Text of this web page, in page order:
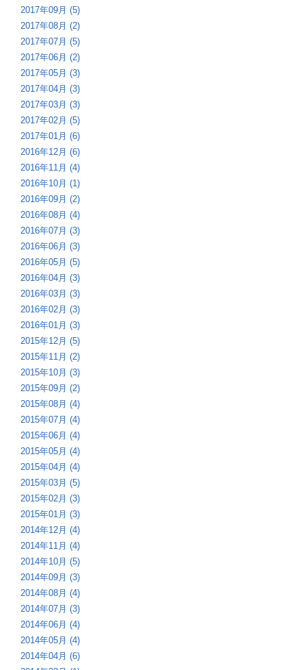
2017年09月 (5)
2017年08月 (2)
2017年07月 (5)
2017年06月 (2)
2017年05月 (3)
2017年04月 (3)
2017年03月 (3)
2017年02月 (5)
2017年01月 (6)
2016年12月 (6)
2016年11月 (4)
2016年10月 (1)
2016年09月 (2)
2016年08月 (4)
2016年07月 (3)
2016年06月 (3)
2016年05月 (5)
2016年04月 (3)
2016年03月 (3)
2016年02月 (3)
2016年01月 (3)
2015年12月 (5)
2015年11月 (2)
2015年10月 (3)
2015年09月 (2)
2015年08月 (4)
2015年07月 (4)
2015年06月 (4)
2015年05月 (4)
2015年04月 (4)
2015年03月 (5)
2015年02月 (3)
2015年01月 (3)
2014年12月 (4)
2014年11月 (4)
2014年10月 (5)
2014年09月 (3)
2014年08月 (4)
2014年07月 (3)
2014年06月 (4)
2014年05月 (4)
2014年04月 (6)